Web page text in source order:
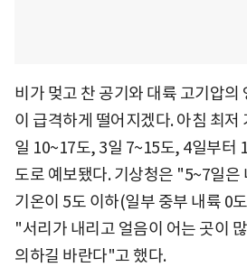
비가 멎고 찬 공기와 대륙 고기압의
이 급격하게 떨어지겠다. 아침 최
일 10~17도, 3일 7~15도, 4일부터
도로 예보됐다. 기상청은 "5~7일은
기온이 5도 이하(일부 중부 내륙 0
"서리가 내리고 얼음이 어는 곳이
의하길 바란다"고 했다.